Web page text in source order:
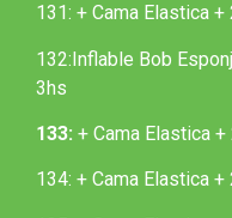
131: + Cama Elastica
132:Inflable Bob
3hs
133: + Cama Elastica
134: + Cama Elastica